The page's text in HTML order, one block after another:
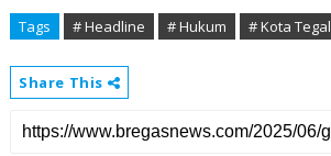
Tags # Headline # Hukum # Kota Tegal
Share This